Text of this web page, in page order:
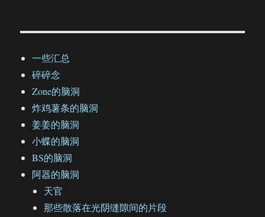
一些汇总
碎碎念
Zone的脑洞
炸鸡薯条的脑洞
姜姜的脑洞
小蝶的脑洞
BS的脑洞
阿器的脑洞
天官
那些散落在光阴缝隙间的片段